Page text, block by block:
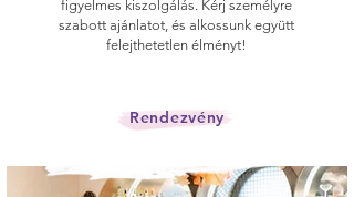
figyelmes kiszolgálás. Kérj személyre
szabott ajánlatot, és alkossunk együtt
felejthetetlen élményt!
Rendezvény